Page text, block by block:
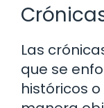
Las
que se
históricos